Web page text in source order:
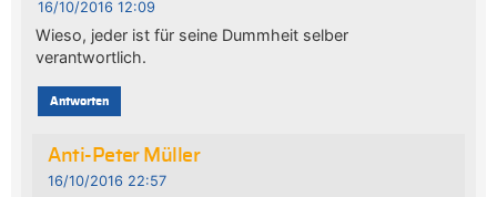
16/10/2016 12:09
Wieso, jeder ist für seine Dummheit selber
verantwortlich.
Antworten
Anti-Peter Müller
16/10/2016 22:57